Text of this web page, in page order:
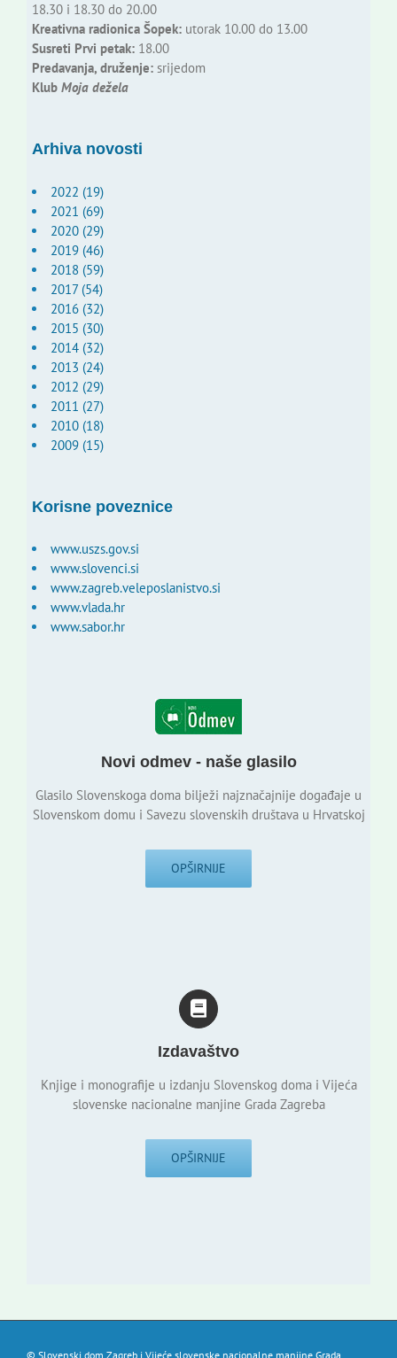
18.30 i 18.30 do 20.00
Kreativna radionica Šopek:utorak 10.00 do 13.00
Susreti Prvi petak:18.00
Predavanja, druženje:srijedom
Klub Moja dežela
Arhiva novosti
2022 (19)
2021 (69)
2020 (29)
2019 (46)
2018 (59)
2017 (54)
2016 (32)
2015 (30)
2014 (32)
2013 (24)
2012 (29)
2011 (27)
2010 (18)
2009 (15)
Korisne poveznice
www.uszs.gov.si
www.slovenci.si
www.zagreb.veleposlanistvo.si
www.vlada.hr
www.sabor.hr
Novi odmev - naše glasilo
Glasilo Slovenskoga doma bilježi najznačajnije događaje u
Slovenskom domu i Savezu slovenskih društava u Hrvatskoj
OPŠIRNIJE
Izdavaštvo
Knjige i monografije u izdanju Slovenskog doma i Vijeća
slovenske nacionalne manjine Grada Zagreba
OPŠIRNIJE
© Slovenski dom Zagreb i Vijeće slovenske nacionalne manjine Grada